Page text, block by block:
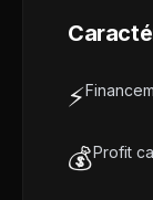
⚡
💰Profit